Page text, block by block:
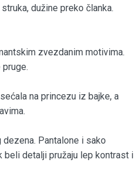
dužine preko članka.
zvezdanim motivima.
na princezu iz bajke, a
Pantalone i sako
beli detalji pružaju lep kontrast i